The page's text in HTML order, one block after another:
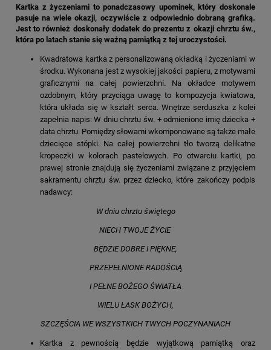
Kartka z życzeniami to ponadczasowy upominek, który doskonale
pasuje na wiele okazji, oczywiście z odpowiednio dobraną grafiką.
Jest to również doskonały dodatek do prezentu z okazji chrztu św.,
która po latach stanie się ważną pamiątką z tej uroczystości.
Kwadratowa kartka z personalizowaną okładką i życzeniami w
środku. Wykonana jest z wysokiej jakości papieru, z motywami
graficznymi na całej powierzchni. Na okładce motywem
ozdobnym, który przyciąga uwagę to kompozycja kwiatowa,
która układa się w kształt serca. Wnętrze serduszka z kolei
zapełnia napis: W dniu chrztu św. + odmienione imię dziecka +
data chrztu. Pomiędzy słowami wkomponowane są także małe
dziecięce stópki. Na całej powierzchni tło tworzą delikatne
kropeczki w kolorach pastelowych. Po otwarciu kartki, po
prawej stronie znajdują się życzeniami związane z przyjęciem
sakramentu chrztu św. przez dziecko, które zakończy podpis
nadawcy:
W dniu chrztu świętego
NIECH TWOJE ŻYCIE
BĘDZIE DOBRE I PIĘKNE,
PRZEPEŁNIONE RADOŚCIĄ
I PEŁNE BOŻEGO ŚWIATŁA
WIELU ŁASK BOŻYCH,
SZCZĘŚCIA WE WSZYSTKICH TWYCH POCZYNANIACH
Kartka z pewnością będzie wyjątkową pamiątką oraz